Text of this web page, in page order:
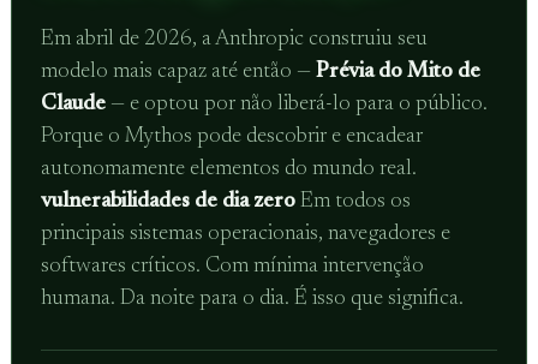
Em abril de 2026, a Anthropic construiu seu
modelo mais capaz até então — Prévia do Mito de
Claude— e optou por não liberá-lo para o público.
Porque o Mythos pode descobrir e encadear
autonomamente elementos do mundo real.
vulnerabilidades de dia zeroEm todos os
principais sistemas operacionais, navegadores e
softwares críticos. Com mínima intervenção
humana. Da noite para o dia. É isso que significa.